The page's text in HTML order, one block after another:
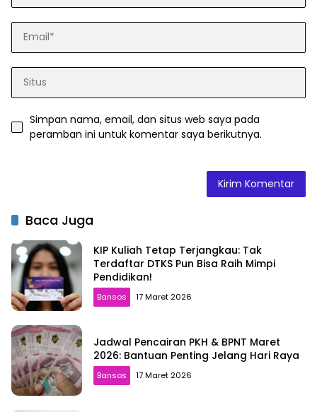
Simpan nama, email, dan situs web saya pada
peramban ini untuk komentar saya berikutnya.
Baca Juga
KIP Kuliah Tetap Terjangkau: Tak
Terdaftar DTKS Pun Bisa Raih Mimpi
Pendidikan!
Bansos 17 Maret 2026
Jadwal Pencairan PKH & BPNT Maret
2026: Bantuan Penting Jelang Hari Raya
Bansos 17 Maret 2026